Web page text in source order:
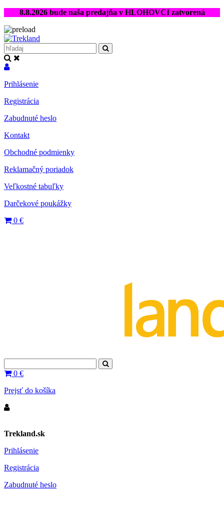
8.8.2026 bude naša predajňa v HLOHOVCI zatvorená
Prihlásenie
Registrácia
Zabudnuté heslo
Kontakt
Obchodné podmienky
Reklamačný poriadok
Veľkostné tabuľky
Darčekové poukážky
0 €
0 €
Prejsť do košíka
Trekland.sk
Prihlásenie
Registrácia
Zabudnuté heslo